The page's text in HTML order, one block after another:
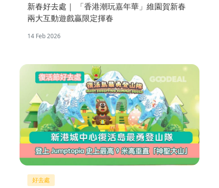
新春好去處｜ 「香港潮玩嘉年華」維園賀新春
兩大互動遊戲贏限定揮春
14 Feb 2026
好去處